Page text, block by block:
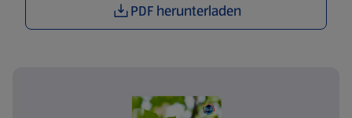
PDF herunterladen